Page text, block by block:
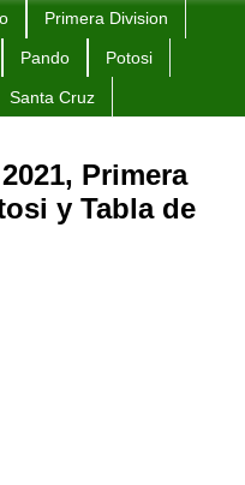
Primera Division
Pando Potosi
Santa Cruz
Primera
y Tabla de